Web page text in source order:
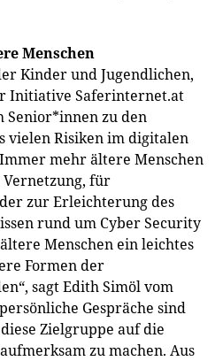
Menschen
Kinder und Jugendlichen,
Initiative Saferinternet.at
Senior*innen zu den
vielen Risiken im digitalen
mehr ältere Menschen
für
zur Erleichterung des
rund um Cyber Security
Menschen ein leichtes
Formen der
sagt Edith Simöl vom
Gespräche sind
Zielgruppe auf die
zu machen. Aus